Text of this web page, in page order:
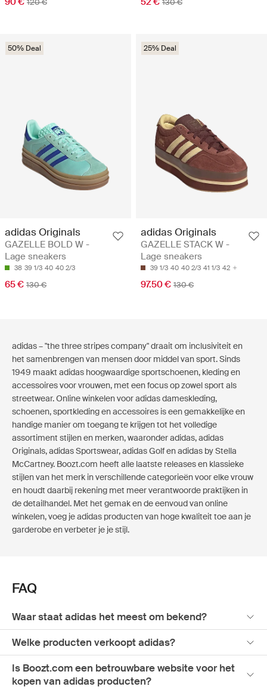
120 € 130 €
50% Deal
adidas Originals
GAZELLE BOLD W -
Lage sneakers
38 39 1/3 40 40 2/3
65 € 130 €
25% Deal
adidas Originals
GAZELLE STACK W -
Lage sneakers
39 1/3 40 40 2/3 41 1/3 42
97.50 € 130 €
adidas – "the three stripes company" draait om inclusiviteit en
het samenbrengen van mensen door middel van sport. Sinds
1949 maakt adidas hoogwaardige sportschoenen, kleding en
accessoires voor vrouwen, met een focus op zowel sport als
streetwear. Online winkelen voor adidas dameskleding,
schoenen, sportkleding en accessoires is een gemakkelijke en
handige manier om toegang te krijgen tot het volledige
assortiment stijlen en merken, waaronder adidas, adidas
Originals, adidas Sportswear, adidas Golf en adidas by Stella
McCartney. Boozt.com heeft alle laatste releases en klassieke
stijlen van het merk in verschillende categorieën voor elke vrouw
en houdt daarbij rekening met meer verantwoorde praktijken in
de detailhandel. Met het gemak en de eenvoud van online
winkelen, voeg je adidas producten van hoge kwaliteit toe aan je
garderobe en verbeter je je stijl.
FAQ
Waar staat adidas het meest om bekend?
Welke producten verkoopt adidas?
Is Boozt.com een betrouwbare website voor het
kopen van adidas producten?